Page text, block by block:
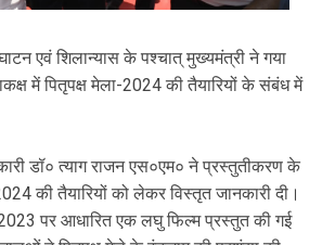
एवं शिलान्यास के पश्चात् मुख्यमंत्री ने गया
में पितृपक्ष मेला-2024 की तैयारियों के संबंध में
डॉ० त्याग राजन एस०एम० ने प्रस्तुतीकरण के
की तैयारियों को लेकर विस्तृत जानकारी दी।
2023 पर आधारित एक लघु फिल्म प्रस्तुत की गई